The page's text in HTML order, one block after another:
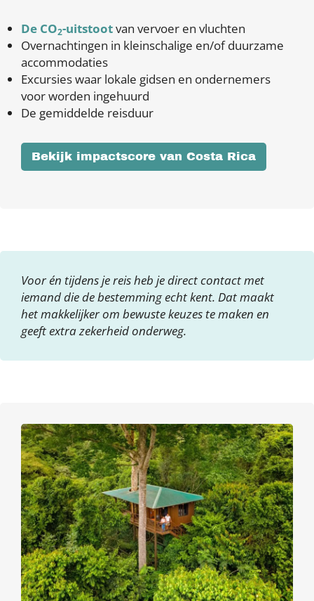
De CO2-uitstootvan vervoer en vluchten
Overnachtingen in kleinschalige en/of duurzame
accommodaties
Excursies waar lokale gidsen en ondernemers
voor worden ingehuurd
De gemiddelde reisduur
Bekijk impactscore van Costa Rica
Voor én tijdens je reis heb je direct contact met
iemand die de bestemming echt kent. Dat maakt
het makkelijker om bewuste keuzes te maken en
geeft extra zekerheid onderweg.